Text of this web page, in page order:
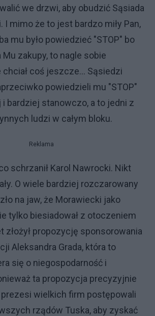
we drzwi, aby obudzić Sąsiada
I mimo że to jest bardzo miły Pan,
mu było powiedzieć "STOP" bo
Mu zakupy, to nagle sobie
chciał coś jeszcze... Sąsiedzi
powiedzieli mu "STOP"
bardziej stanowczo, a to jedni z
ludzi w całym bloku.
Reklama
schrzanił Karol Nawrocki. Nikt
O wiele bardziej rozczarowany
na jaw, że Morawiecki jako
tylko biesiadował z otoczeniem
złożył propozycję sponsorowania
Aleksandra Grada, która to
się o niegospodarność i
ta propozycja precyzyjnie
prezesi wielkich firm postępowali
rządów Tuska, aby zyskać